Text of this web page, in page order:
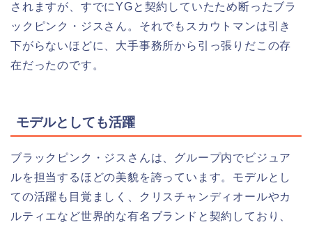
されますが、すでにYGと契約していたため断ったブラ
ックピンク・ジスさん。それでもスカウトマンは引き
下がらないほどに、大手事務所から引っ張りだこの存
在だったのです。
モデルとしても活躍
ブラックピンク・ジスさんは、グループ内でビジュア
ルを担当するほどの美貌を誇っています。モデルとし
ての活躍も目覚ましく、クリスチャンディオールやカ
ルティエなど世界的な有名ブランドと契約しており、